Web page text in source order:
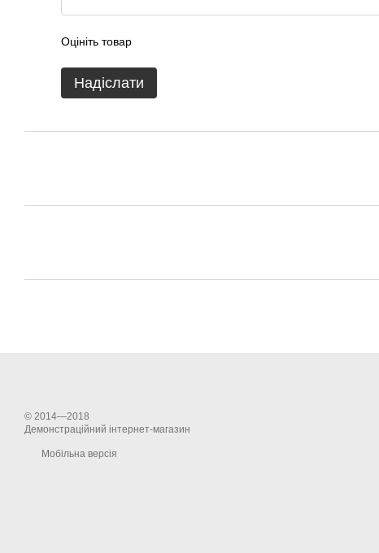
Оцініть товар
Надіслати
© 2014—2018
Демонстраційний інтернет-магазин
Мобільна версія